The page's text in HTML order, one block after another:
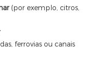
(por exemplo, citros,
ferrovias ou canais